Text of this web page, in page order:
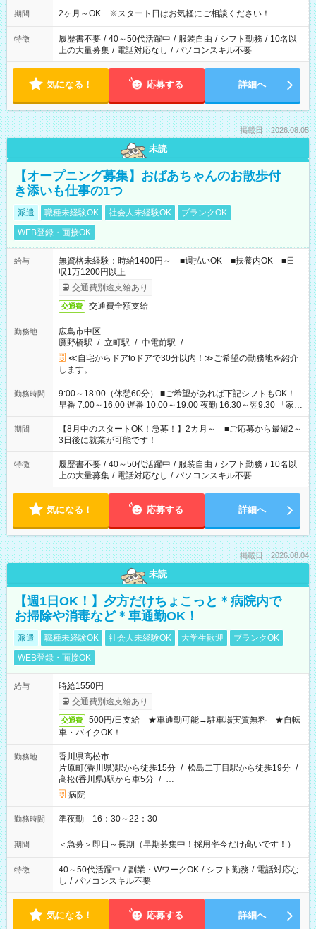
期間 2ヶ月～OK ※スタート日はお気軽にご相談ください！
特徴 履歴書不要 / 40～50代活躍中 / 服装自由 / シフト勤務 / 10名以
上の大量募集 / 電話対応なし / パソコンスキル不要
気になる！ 応募する 詳細へ
掲載日：2026.08.05
未読
【オープニング募集】おばあちゃんのお散歩付
き添いも仕事の1つ
派遣 職種未経験OK 社会人未経験OK
ブランクOK
WEB登録・面接OK
給与
無資格未経験：時給1400円～ ■週払いOK ■扶養内OK ■日
収1万1200円以上
交通費別途支給あり
交通費 交通費全額支給
勤務地
広島市中区
鷹野橋駅 / 立町駅 / 中電前駅 / …
≪自宅からドアtoドアで30分以内！≫ご希望の勤務地を紹介
します。
勤務時間
9:00～18:00（休憩60分） ■ご希望があれば下記シフトもOK！
早番 7:00～16:00 遅番 10:00～19:00 夜勤 16:30～翌9:30 「家族
と休みを合わせたい」 「余裕を持って夕飯の準備がしたい」
「できれば残業はしたくない」 など、ご希望を教えてください
ね。 ※Wワーク希望の方へ 今ご覧のお仕事で希望する勤務時間
と、もう1つのお仕事の勤務時間。 合計で週40時間を超える場
合は応募できません。
期間
【8月中のスタートOK！急募！】2カ月～ ■ご応募から最短2～
3日後に就業が可能です！
特徴 履歴書不要 / 40～50代活躍中 / 服装自由 / シフト勤務 / 10名以
上の大量募集 / 電話対応なし / パソコンスキル不要
気になる！ 応募する 詳細へ
掲載日：2026.08.04
未読
【週1日OK！】夕方だけちょこっと＊病院内で
お掃除や消毒など＊車通勤OK！
派遣 職種未経験OK 社会人未経験OK 大学生歓迎
ブランクOK
WEB登録・面接OK
給与
時給1550円
交通費別途支給あり
交通費
500円/日支給 ★車通勤可能→駐車場実質無料 ★自転
車・バイクOK！
勤務地
香川県高松市
片原町(香川県)駅から徒歩15分 / 松島二丁目駅から徒歩19分 /
高松(香川県)駅から車5分 / …
病院
勤務時間 準夜勤 16：30～22：30
期間 ＜急募＞即日～長期（早期募集中！採用率今だけ高いです！）
特徴 40～50代活躍中 / 副業・WワークOK / シフト勤務 / 電話対応な
し / パソコンスキル不要
気になる！ 応募する 詳細へ